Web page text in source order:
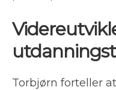
Torbjørn forteller